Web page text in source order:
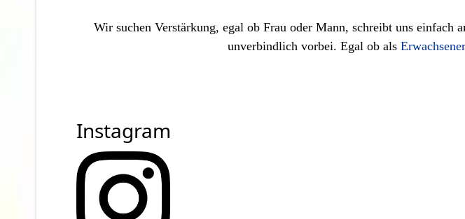
Wir suchen Verstärkung, egal ob Frau oder Mann, schreibt uns einfach
unverbindlich vorbei. Egal ob als Erwachsener
Instagram